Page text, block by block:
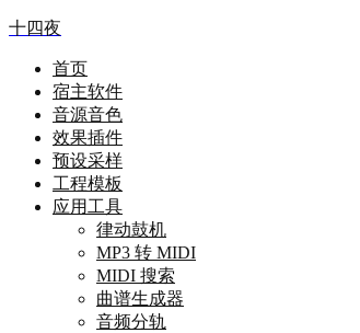
十四夜
首页
宿主软件
音源音色
效果插件
预设采样
工程模板
应用工具
律动鼓机
MP3 转 MIDI
MIDI 搜索
曲谱生成器
音频分轨